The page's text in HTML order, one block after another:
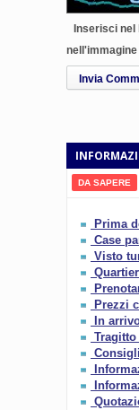
Inserisci
nell'immagine
Invia
DA SAPERE
Prima
Case
Visto
Prezzi
In